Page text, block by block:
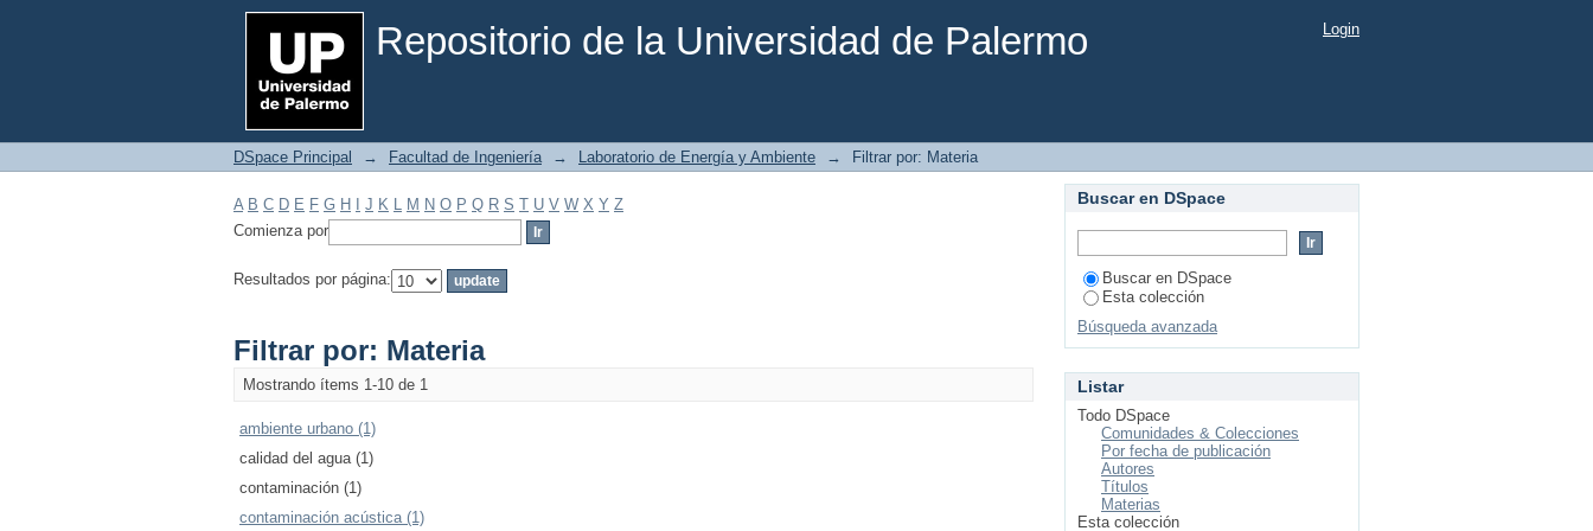
Repositorio de la Universidad de Palermo
Filtrar por: Materia Login
DSpace Principal → Facultad de Ingeniería → Laboratorio de Energía y Ambiente → Filtrar por: Materia
A B C D E F G H J K L M N O P Q R S T U V W X Y Z
Comienza por
Resultados por página:
Filtrar por: Materia
Mostrando ítems 1-10 de 1
ambiente urbano (1)
calidad del agua (1)
contaminación (1)
contaminación acústica (1)
Buscar en DSpace
Buscar en DSpace
Esta colección
Búsqueda avanzada
Listar
Todo DSpace
Comunidades & Colecciones
Por fecha de publicación
Autores
Títulos
Materias
Esta colección